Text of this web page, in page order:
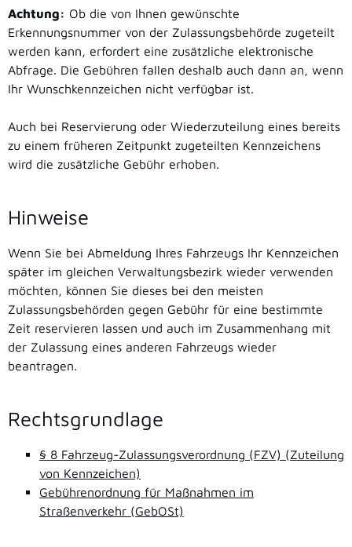
Achtung: Ob die von Ihnen gewünschte
Erkennungsnummer von der Zulassungsbehörde zugeteilt
werden kann, erfordert eine zusätzliche elektronische
Abfrage. Die Gebühren fallen deshalb auch dann an, wenn
Ihr Wunschkennzeichen nicht verfügbar ist.
Auch bei Reservierung oder Wiederzuteilung eines bereits
zu einem früheren Zeitpunkt zugeteilten Kennzeichens
wird die zusätzliche Gebühr erhoben.
Hinweise
Wenn Sie bei Abmeldung Ihres Fahrzeugs Ihr Kennzeichen
später im gleichen Verwaltungsbezirk wieder verwenden
möchten, können Sie dieses bei den meisten
Zulassungsbehörden gegen Gebühr für eine bestimmte
Zeit reservieren lassen und auch im Zusammenhang mit
der Zulassung eines anderen Fahrzeugs wieder
beantragen.
Rechtsgrundlage
§ 8 Fahrzeug-Zulassungsverordnung (FZV) (Zuteilung
von Kennzeichen)
Gebührenordnung für Maßnahmen im
Straßenverkehr (GebOSt)